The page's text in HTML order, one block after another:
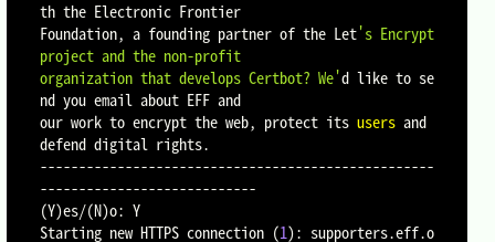
th the Electronic Frontier
Foundation, a founding partner of the Let's Encrypt
project and the non-profit
organization that develops Certbot? We'd like to se
nd you email about EFF and
our work to encrypt the web, protect its users and
defend digital rights.
---------------------------------------------------
(Y)es/(N)o: Y
Starting new HTTPS connection (1): supporters.eff.o